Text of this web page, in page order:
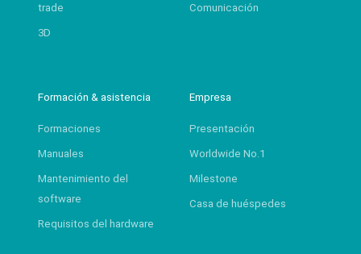
trade
3D
Comunicación
Formación & asistencia
Formaciones
Manuales
Mantenimiento del
software
Requisitos del hardware
Empresa
Presentación
Worldwide No.1
Milestone
Casa de huéspedes